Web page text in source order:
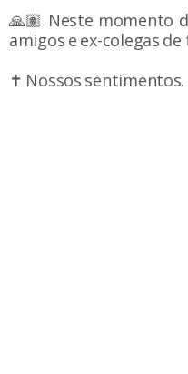
🙏🏽 Neste momento
amigos e ex-colegas
✝️ Nossos sentimentos.